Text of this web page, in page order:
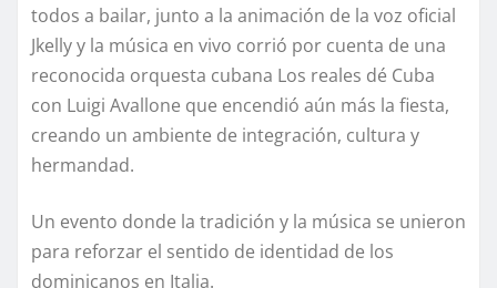
todos a bailar, junto a la animación de la voz oficial
Jkelly y la música en vivo corrió por cuenta de una
reconocida orquesta cubana Los reales dé Cuba
con Luigi Avallone que encendió aún más la fiesta,
creando un ambiente de integración, cultura y
hermandad.
Un evento donde la tradición y la música se unieron
para reforzar el sentido de identidad de los
dominicanos en Italia.